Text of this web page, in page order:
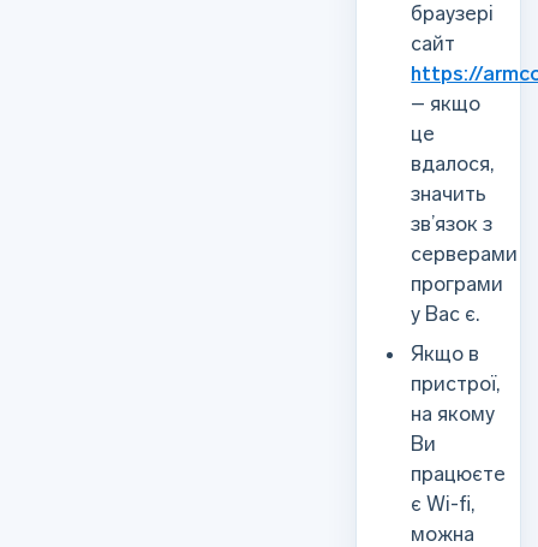
браузері
сайт
https://
– якщо
це
вдалося,
значить
зв’язок з
серверами
програми
у Вас є.
Якщо в
пристрої,
на якому
Ви
працюєте
є Wi-fi,
можна